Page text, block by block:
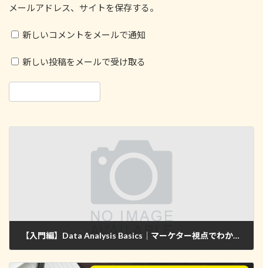
メールアドレス、サイトを保存する。
新しいコメントをメールで通知
新しい投稿をメールで受け取る
【入門編】Data Analysis Basics｜マーケター視点でわかりやすく解説